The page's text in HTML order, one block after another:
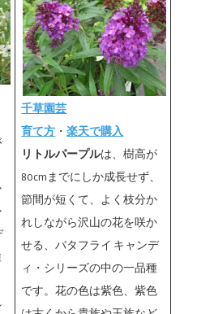
千草園芸
育て方 ・楽天で購入
リトルパープルは、樹高が
80cmまでにしか成長せず、
節間が短くて、よく枝分か
れしながら沢山の花を咲か
せる、バタフライ キャンデ
ィ・シリーズの中の一品種
です。花の色は紫色、紫色